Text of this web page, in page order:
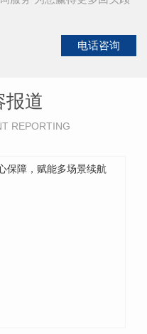
电话咨询
报道
REPORTING